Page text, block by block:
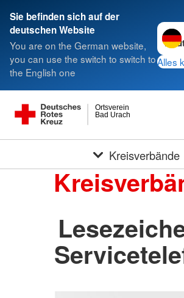
Sie befinden sich auf der
deutschen Website
You are on the German website,
you can use the switch to switch to
the English one
Alles
Bad Urach
Ortsverein
Kreisverbände